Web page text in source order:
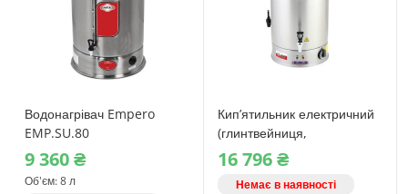
Водонагрівач Empero
EMP.SU.80
9‎ 360₴
Об'єм: 8 л
Кип’ятильник електричний
(глинтвейниця,
водонагрівач) Lors SI.50
16‎ 796₴
Немає в наявності